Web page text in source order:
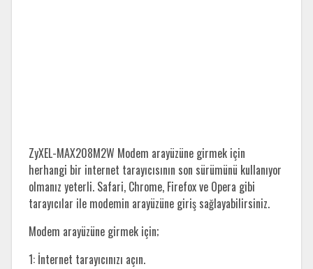
ZyXEL-MAX208M2W Modem arayüzüne girmek için
herhangi bir internet tarayıcısının son sürümünü kullanıyor
olmanız yeterli. Safari, Chrome, Firefox ve Opera gibi
tarayıcılar ile modemin arayüzüne giriş sağlayabilirsiniz.
Modem arayüzüne girmek için;
1: İnternet tarayıcınızı açın.